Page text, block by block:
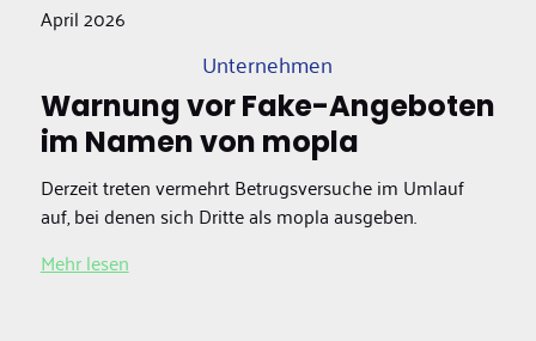
April 2026
Unternehmen
Warnung vor Fake-Angeboten
im Namen von mopla
Derzeit treten vermehrt Betrugsversuche im Umlauf
auf, bei denen sich Dritte als mopla ausgeben.
Mehr lesen